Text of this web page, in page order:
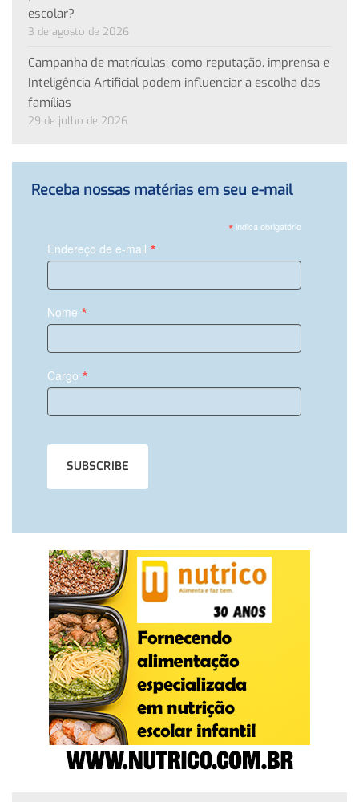
escolar?
3 de agosto de 2026
Campanha de matrículas: como reputação, imprensa e
Inteligência Artificial podem influenciar a escolha das
famílias
29 de julho de 2026
Receba nossas matérias em seu e-mail
*indica obrigatório
Endereço de e-mail *
Nome *
Cargo *